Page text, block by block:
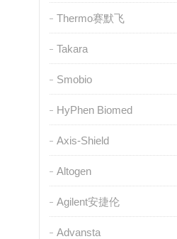
Thermo赛默飞
Takara
Smobio
HyPhen Biomed
Axis-Shield
Altogen
Agilent安捷伦
Advansta